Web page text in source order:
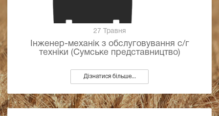
27 Травня
Інженер-механік з обслуговування с/г
техніки (Сумське представництво)
Дізнатися більше...